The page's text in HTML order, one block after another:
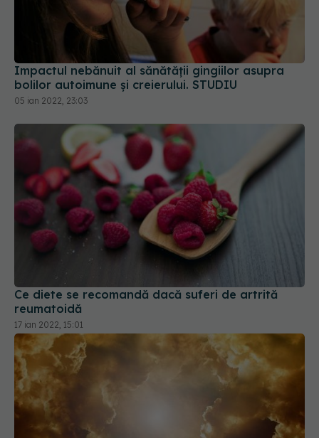
Impactul nebănuit al sănătății gingiilor asupra
bolilor autoimune și creierului. STUDIU
05 ian 2022, 23:03
Ce diete se recomandă dacă suferi de artrită
reumatoidă
17 ian 2022, 15:01